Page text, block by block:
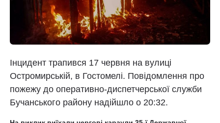
Інцидент трапився 17 червня на вулиці
Остромирській, в Гостомелі. Повідомлення про
пожежу до оперативно-диспетчерської служби
Бучанського району надійшло о 20:32.